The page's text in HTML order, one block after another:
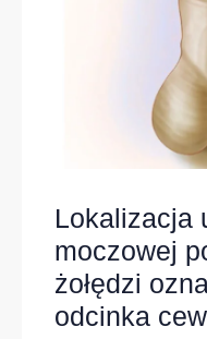
Lokalizacja
moczowej
żołędzi
odcinka